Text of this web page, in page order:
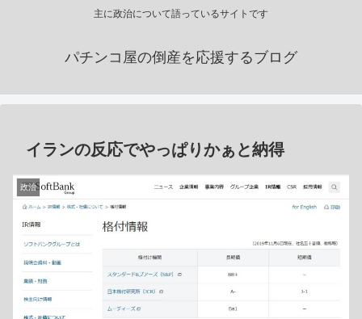
主に政治について語っているサイトです
パチンコ屋の倒産を応援するブログ
イランの反応でやっぱりかぁと納得
政治